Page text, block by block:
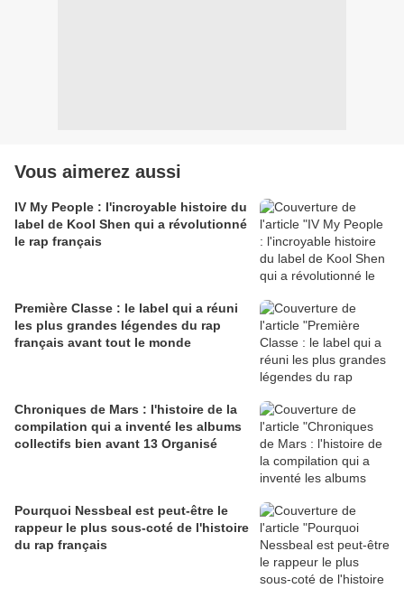
Vous aimerez aussi
IV My People : l'incroyable histoire du
label de Kool Shen qui a révolutionné
le rap français
Première Classe : le label qui a réuni
les plus grandes légendes du rap
français avant tout le monde
Chroniques de Mars : l'histoire de la
compilation qui a inventé les albums
collectifs bien avant 13 Organisé
Pourquoi Nessbeal est peut-être le
rappeur le plus sous-coté de l'histoire
du rap français